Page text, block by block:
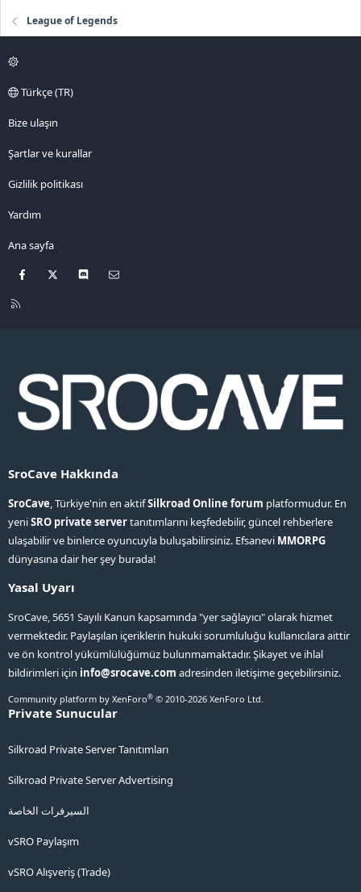
League of Legends
Türkçe (TR)
Bize ulaşın
Şartlar ve kurallar
Gizlilik politikası
Yardım
Ana sayfa
Facebook Discord
R
SroCave Hakkında
SroCave, Türkiye'nin en aktifSilkroad Online forum platformudur. En
yeniSRO private servertanıtımlarını keşfedebilir, güncel rehberlere
ulaşabilir ve binlerce oyuncuyla buluşabilirsiniz. Efsanevi MMORPG
dünyasına dair her şey burada!
Yasal Uyarı
SroCave, 5651 Sayılı Kanun kapsamında "yer sağlayıcı" olarak hizmet
vermektedir. Paylaşılan içeriklerin hukuki sorumluluğu kullanıcılara aittir
ve ön kontrol yükümlülüğümüz bulunmamaktadır. Şikayet ve ihlal
bildirimleri için info@srocave.com adresinden iletişime geçebilirsiniz.
Community platform by XenForo® © 2010-2026 XenForo Ltd.
Private Sunucular
Silkroad Private Server Tanıtımları
Silkroad Private Server Advertising
السيرفرات الخاصة
vSRO Paylaşım
vSRO Alışveriş (Trade)